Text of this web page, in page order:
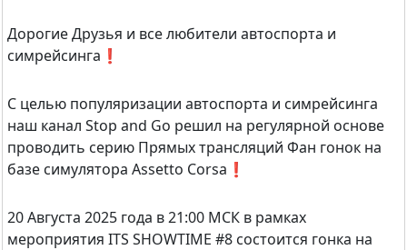
Дорогие Друзья и все любители автоспорта и
симрейсинга❗
С целью популяризации автоспорта и симрейсинга
наш канал Stop and Go решил на регулярной основе
проводить серию Прямых трансляций Фан гонок на
базе симулятора Assetto Corsa❗
20 Августа 2025 года в 21:00 МСК в рамках
мероприятия ITS SHOWTIME #8 состоится гонка на